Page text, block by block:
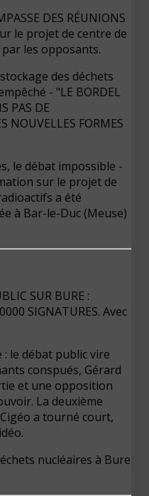
DES RÉUNIONS
le projet de centre de
les opposants.
des déchets
- "LE BORDEL
PAS DE
NOUVELLES FORMES
le débat impossible -
sur le projet de
a été
à Bar-le-Duc (Meuse)
SUR BURE :
SIGNATURES. Avec
: le débat public vire
conspués, Gérard
et une opposition
La deuxième
a tourné court,
nucléaires à Bure